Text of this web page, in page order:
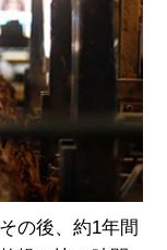
の後、約1年間